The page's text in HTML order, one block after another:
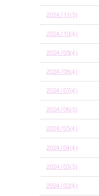
2024/11(5)
2024/10(4)
2024/09(4)
2024/08(4)
2024/07(4)
2024/06(5)
2024/05(4)
2024/04(4)
2024/03(5)
2024/02(4)